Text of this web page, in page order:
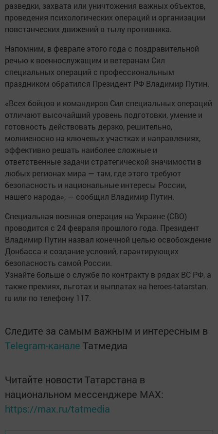
разведки, захвата или уничтожения важных объектов,
проведения психологических операций и организации
повстанческих движений в тылу противника.
Напомним, в феврале этого года с поздравительной
речью к военнослужащим и ветеранам Сил
специальных операций с профессиональным
праздником обратился Президент РФ Владимир Путин.
«Всех бойцов и командиров Сил специальных операций
отличают высочайший уровень подготовки, умение и
готовность действовать дерзко, решительно,
молниеносно на ключевых участках и направлениях,
эффективно решать наиболее сложные и
ответственные задачи стратегической значимости в
любых регионах мира — там, где этого требуют
безопасность и национальные интересы России,
нашего народа», — сообщил Владимир Путин.
Специальная военная операция на Украине (СВО)
проводится с 24 февраля прошлого года. Президент
Владимир Путин назвал конечной целью освобождение
Донбасса и создание условий, гарантирующих
безопасность самой России.
Узнайте больше о службе по контракту в рядах ВС РФ, а
также премиях, льготах и выплатах на heroes-tatarstan.
ru или по телефону 117.
Следите за самым важным и интересным в
Telegram-канале Татмедиа
Читайте новости Татарстана в
национальном мессенджере MАХ:
https://max.ru/tatmedia